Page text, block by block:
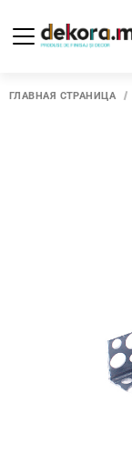
ГЛАВНАЯ СТРАНИЦА